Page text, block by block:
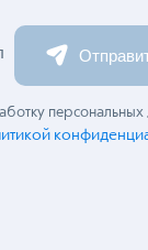
персональных